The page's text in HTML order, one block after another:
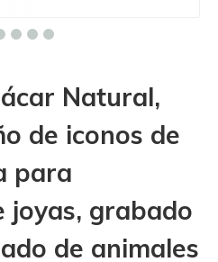
Natural,
de iconos de
para
joyas, grabado
de animales